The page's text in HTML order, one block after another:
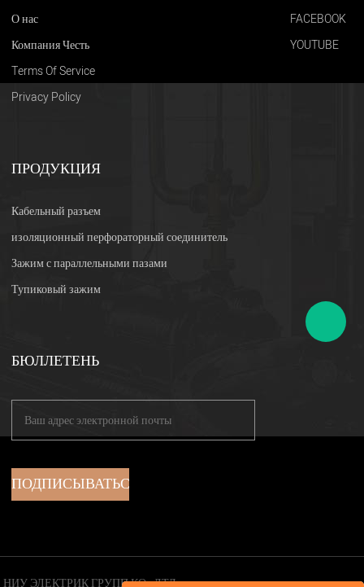
О нас
Компания Честь
Terms Of Service
Privacy Policy
FACEBOOK
YOUTUBE
ПРОДУКЦИЯ
Кабельный разъем
изоляционный перфораторный соединитель
Зажим с параллельными пазами
Тупиковый зажим
БЮЛЛЕТЕНЬ
НИУ ЭЛЕКТРИК ГРУПП КО., ЛТД.